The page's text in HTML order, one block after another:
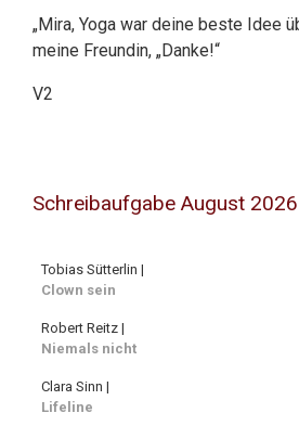
„Mira, Yoga war deine beste Idee
meine Freundin, „Danke!“
V2
Schreibaufgabe August 2026
Tobias Sütterlin |
Clown sein
Robert Reitz |
Niemals nicht
Clara Sinn |
Lifeline